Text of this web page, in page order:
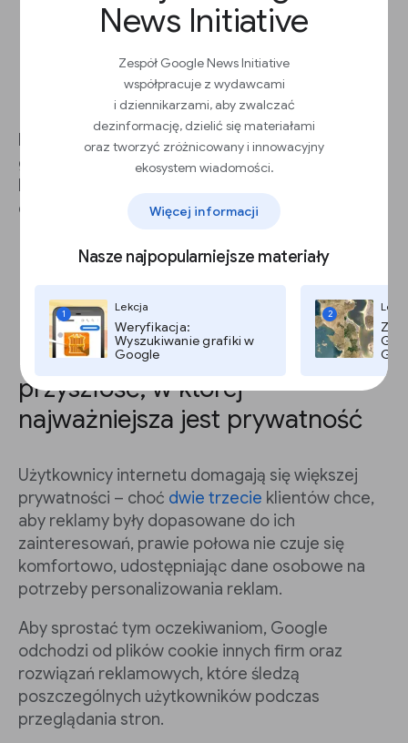
News Initiative
Zespół Google News Initiative
współpracuje z wydawcami
i dziennikarzami, aby zwalczać
dezinformację, dzielić się materiałami
oraz tworzyć zróżnicowany i innowacyjny
ekosystem wiadomości.
Więcej informacji
Nasze najpopularniejsze materiały
1
Lekcja
Weryfikacja:
Wyszukiwanie grafiki w
Google
2
Tagi
Wybierz odpowiednie tagi, takie jak
Skopiuj tagi z sekcjiTag – wyniki
Prześlij je deweloperowi, żeby zostały
uwzględnione w kodzie źródłowym.
Możesz również tworzyć tagi reklam ręcznie, ale
generator tagów dostępny w usłudze Ad
Manager pomoże Tobie lub Twojemu
deweloperowi utworzyć odpowiednie tagi.
Przygotowywanie się na
przyszłość, w której
najważniejsza jest prywatność
Użytkownicy internetu domagają się większej
prywatności – choć dwie trzecie klientów chce,
aby reklamy były dopasowane do ich
zainteresowań, prawie połowa nie czuje się
komfortowo, udostępniając dane osobowe na
potrzeby personalizowania reklam.
Aby sprostać tym oczekiwaniom, Google
odchodzi od plików cookie innych firm oraz
rozwiązań reklamowych, które śledzą
poszczególnych użytkowników podczas
przeglądania stron.